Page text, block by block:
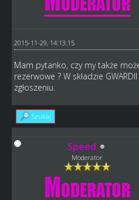
2015-11-29, 14:13:15
Mam pytanko, czy my także
rezerwowe ? W składzie
zgłoszeniu.
Szukaj
Speed
Moderator